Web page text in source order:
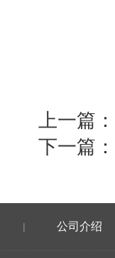
上一篇：
下一篇：
| 公司介绍